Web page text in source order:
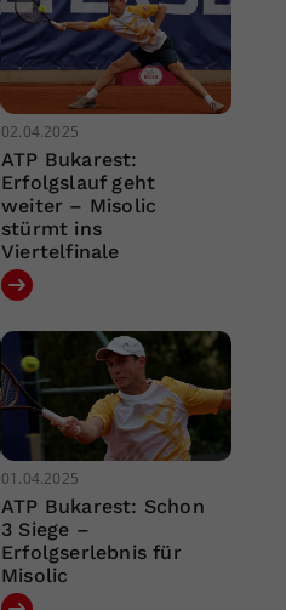
02.04.2025
ATP Bukarest:
Erfolgslauf geht
weiter – Misolic
stürmt ins
Viertelfinale
01.04.2025
ATP Bukarest: Schon
3 Siege –
Erfolgserlebnis für
Misolic